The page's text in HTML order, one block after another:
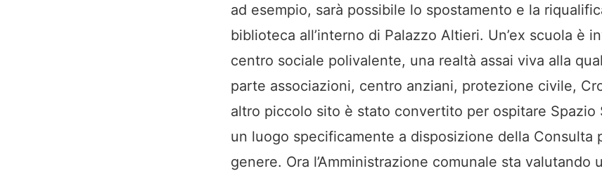
ad esempio, sarà possibile lo spostamento e la
biblioteca all’interno di Palazzo Altieri. Un’ex scuola è
centro sociale polivalente, una realtà assai viva alla
parte associazioni, centro anziani, protezione civile,
altro piccolo sito è stato convertito per ospitare Spazio
un luogo specificamente a disposizione della Consulta
genere. Ora l’Amministrazione comunale sta valutando